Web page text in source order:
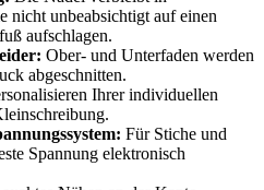
nicht unbeabsichtigt auf einen
aufschlagen.
Ober- und Unterfaden werden
abgeschnitten.
Ihrer individuellen
Für Stiche und
Spannung elektronisch